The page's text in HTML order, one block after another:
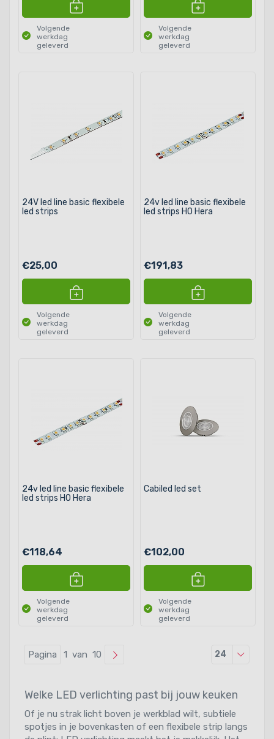
Volgende
werkdag
geleverd
Volgende
werkdag
geleverd
24V led line basic flexibele
led strips
€25,00
Volgende
werkdag
geleverd
24v led line basic flexibele
led strips HO Hera
€191,83
Volgende
werkdag
geleverd
24v led line basic flexibele
led strips HO Hera
€118,64
Volgende
werkdag
geleverd
Cabiled led set
€102,00
Volgende
werkdag
geleverd
24
Pagina 1 van 10
Welke LED verlichting past bij jouw keuken
Of je nu strak licht boven je werkblad wilt, subtiele
spotjes in je bovenkasten of een flexibele strip langs